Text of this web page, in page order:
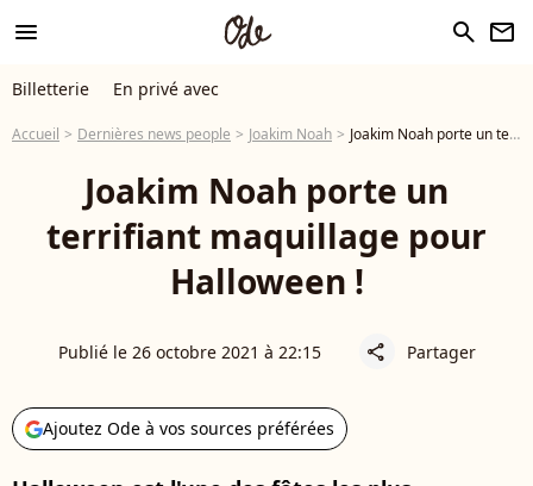
menu search newsletter
Billetterie En privé avec
Accueil Dernières news people Joakim Noah Joakim Noah porte un terrifiant maquillage pour Halloween !
Joakim Noah porte un
terrifiant maquillage pour
Halloween !
Publié le 26 octobre 2021 à 22:15 share Partager
Ajoutez Ode à vos sources préférées